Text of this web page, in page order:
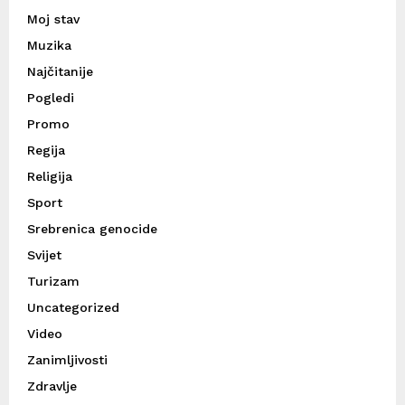
Moj stav
Muzika
Najčitanije
Pogledi
Promo
Regija
Religija
Sport
Srebrenica genocide
Svijet
Turizam
Uncategorized
Video
Zanimljivosti
Zdravlje